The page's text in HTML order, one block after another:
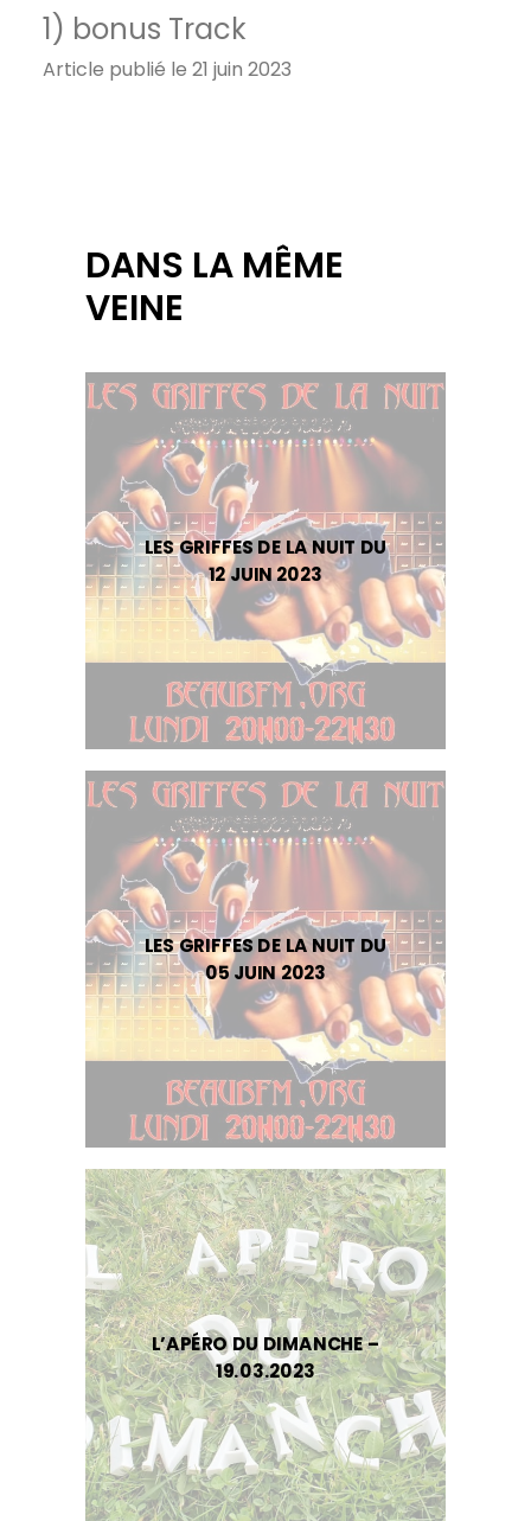
1) bonus Track
Article publié le 21 juin 2023
DANS LA MÊME
VEINE
LES GRIFFES DE LA NUIT DU
12 JUIN 2023
LES GRIFFES DE LA NUIT DU
05 JUIN 2023
L’APÉRO DU DIMANCHE –
19.03.2023